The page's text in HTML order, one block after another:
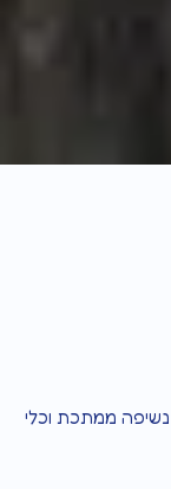
– כלי נשיפה ממתכת וכלי